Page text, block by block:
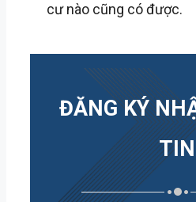
cư nào cũng có được.
ĐĂNG KÝ
TIN